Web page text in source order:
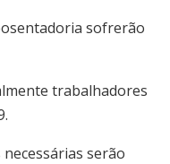
sofrerão
trabalhadores
serão